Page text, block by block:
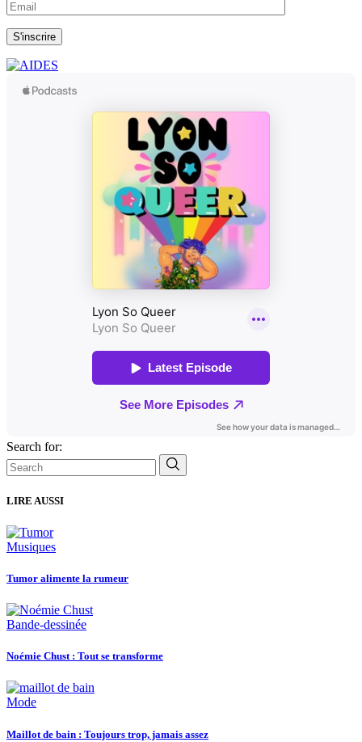
S'inscrire
Search for:
LIRE AUSSI
Musiques
Tumor alimente la rumeur
Bande-dessinée
Noémie Chust : Tout se transforme
Mode
Maillot de bain : Toujours trop, jamais assez